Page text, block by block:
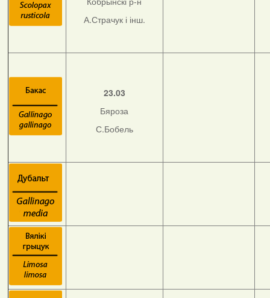
А.Страчук і інш.
23.03
Бяроза
С.Бобель